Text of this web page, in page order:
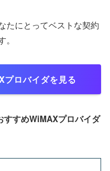
たにとってベストな契約
プロバイダを見る
すすめWiMAXプロバイダ